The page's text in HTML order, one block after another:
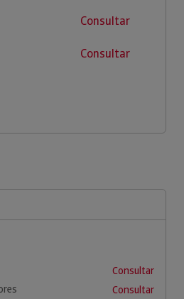
Consultar
Consultar
Consultar
Consultar